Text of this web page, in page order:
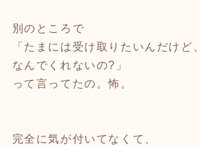
別のところで
「たまには受け取りたいんだけど、
なんでくれないの?」
って言ってたの。怖。
完全に気が付いてなくて、